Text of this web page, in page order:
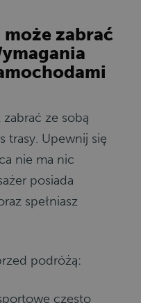
zabrać
ze sobą
trasy. Upewnij się
nie ma nic
posiada
spełniasz
podróżą:
często